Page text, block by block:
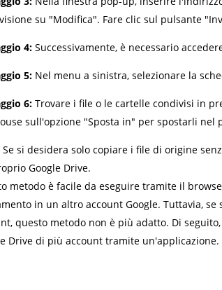
su "Modifica". Fare clic sul pulsante
4:Successivamente, è necessario
5:Nel menu a sinistra, selezionare la
6:Trovare i file o le cartelle condivisi in
sull'opzione "Sposta in" per spostarli nel
Se si desidera solo copiare i file di origine
Google Drive.
metodo è facile da eseguire tramite il
in un altro account Google. Tuttavia,
questo metodo non è più adatto. Di
Drive di più account tramite un'applicazione.